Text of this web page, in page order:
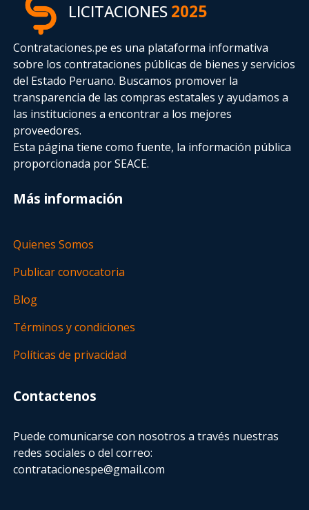
LICITACIONES2025
Contrataciones.pe es una plataforma informativa
sobre los contrataciones públicas de bienes y servicios
del Estado Peruano. Buscamos promover la
transparencia de las compras estatalesy ayudamos a
las instituciones a encontrar a los mejores
proveedores.
Esta página tiene como fuente, la información pública
proporcionada por SEACE.
Más información
Quienes Somos
Publicar convocatoria
Blog
Términos y condiciones
Políticas de privacidad
Contactenos
Puede comunicarse con nosotros a través nuestras
redes sociales o del correo:
contratacionespe@gmail.com